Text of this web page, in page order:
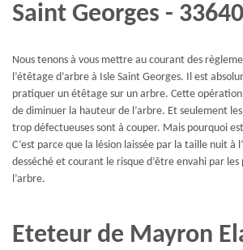
Saint Georges - 33640
Nous tenons à vous mettre au courant des
l’étêtage d’arbre à Isle Saint Georges. Il est
pratiquer un étêtage sur un arbre. Cette
de diminuer la hauteur de l’arbre. Et seulement
trop défectueuses sont à couper. Mais pourquoi
C’est parce que la lésion laissée par la taille nuit à
desséché et courant le risque d’être envahi par
l’arbre.
Eteteur de Mayron